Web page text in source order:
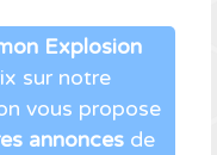
Explosion
sur notre
vous propose
annonces de